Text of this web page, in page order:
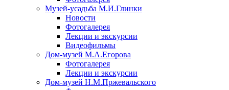
Музей-усадьба М.И.Глинки
Новости
Фотогалерея
Лекции и экскурсии
Видеофильмы
Дом-музей М.А.Егорова
Фотогалерея
Лекции и экскурсии
Дом-музей Н.М.Пржевальского